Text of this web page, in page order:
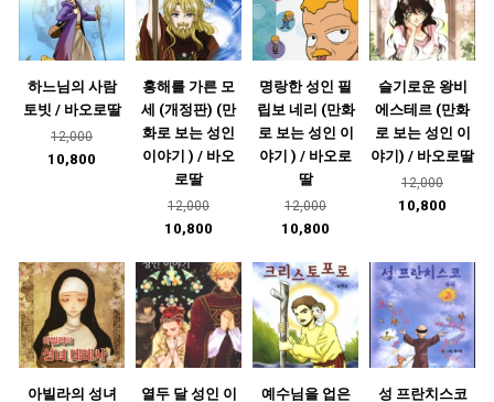
하느님의 사람
토빗 / 바오로딸
12,000
10,800
홍해를 가른 모
세 (개정판) (만
화로 보는 성인
이야기 ) / 바오
로딸
12,000
10,800
명랑한 성인 필
립보 네리 (만화
로 보는 성인 이
야기 ) / 바오로
딸
12,000
10,800
슬기로운 왕비
에스테르 (만화
로 보는 성인 이
야기) / 바오로딸
12,000
10,800
아빌라의 성녀
열두 달 성인 이
예수님을 업은
성 프란치스코